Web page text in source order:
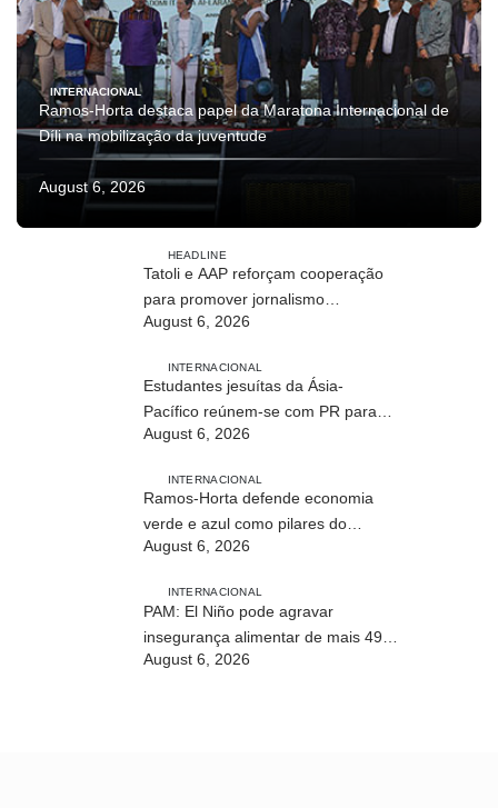
INTERNACIONAL
Ramos-Horta destaca papel da Maratona Internacional de
Díli na mobilização da juventude
August 6, 2026
HEADLINE
Tatoli e AAP reforçam cooperação
para promover jornalismo
profissional em Timor-Leste
August 6, 2026
INTERNACIONAL
Estudantes jesuítas da Ásia-
Pacífico reúnem-se com PR para
conhecer processo de paz no país
August 6, 2026
INTERNACIONAL
Ramos-Horta defende economia
verde e azul como pilares do
desenvolvimento sustentável de
August 6, 2026
INTERNACIONAL
PAM: El Niño pode agravar
insegurança alimentar de mais 49
milhões de pessoas até 2027
August 6, 2026